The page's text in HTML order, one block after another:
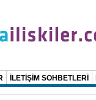
İLETİŞİM SOHBETLERİ